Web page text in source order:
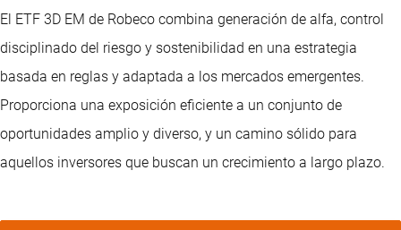
El ETF 3D EM de Robeco combina generación de alfa, control
disciplinado del riesgo y sostenibilidad en una estrategia
basada en reglas y adaptada a los mercados emergentes.
Proporciona una exposición eficiente a un conjunto de
oportunidades amplio y diverso, y un camino sólido para
aquellos inversores que buscan un crecimiento a largo plazo.